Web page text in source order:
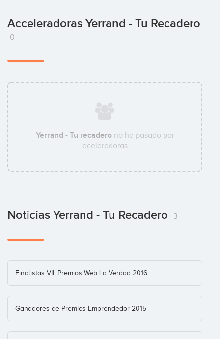
Acceleradoras Yerrand - Tu Recadero
0
Yerrand - Tu recaderono ha pasado por
aceleradoras
Noticias Yerrand - Tu Recadero 3
Finalistas VIII Premios Web La Verdad 2016
Ganadores de Premios Emprendedor 2015